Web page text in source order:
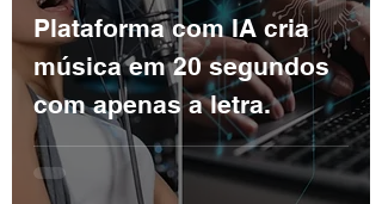
Plataforma com IA cria
música em 20 segundos
com apenas a letra.